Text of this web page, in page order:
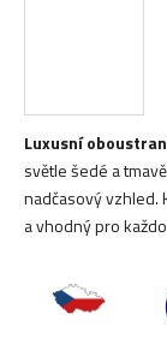
Luxusní
světle šedé a
nadčasový vzhled.
a vhodný pro